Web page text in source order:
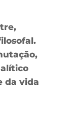
da vida